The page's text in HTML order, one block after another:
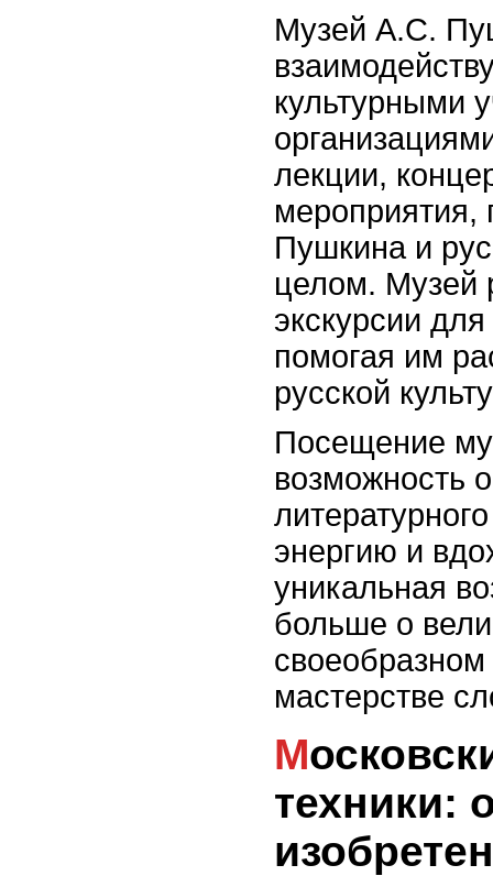
Музей А.С.
культурными
лекции,
мероприятия,
Пушкина и
целом. Музей
экскурсии
помогая им
русской
Посещение
возможность
энергию и
уникальная
больше о
мастерстве
Московский музей науки и
техники: